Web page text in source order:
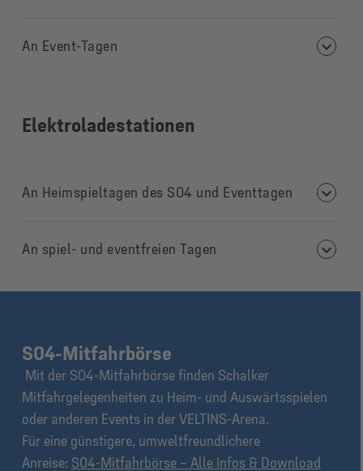
An Event-Tagen
Elektroladestationen
An Heimspieltagen des S04 und Eventtagen
An spiel- und eventfreien Tagen
S04-Mitfahrbörse
Mit der S04-Mitfahrbörsefinden Schalker
Mitfahrgelegenheiten zu Heim- und Auswärtsspielen
oder anderen Events in der VELTINS-Arena.
Für eine günstigere, umweltfreundlichere
Anreise: S04-Mitfahrbörse – Alle Infos & Download